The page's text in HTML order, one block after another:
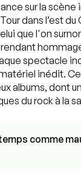
sur la
dans l’est
que l'on
spectacle
inédit.
albums, dont
du rock à la
comme